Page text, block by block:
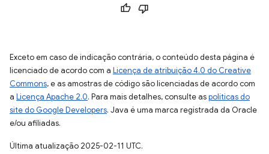
Exceto em caso de indicação contrária, o conteúdo desta página é
licenciado de acordo com a Licença de atribuição 4.0 do Creative
Commons, e as amostras de código são licenciadas de acordo com
a Licença Apache 2.0. Para mais detalhes, consulte aspolíticas do
site do Google Developers. Java é uma marca registrada da Oracle
e/ou afiliadas.
Última atualização 2025-02-11 UTC.